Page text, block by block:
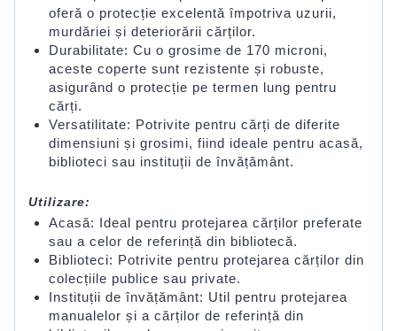
oferă o protecție excelentă împotriva uzurii,
murdăriei și deteriorării cărților.
Durabilitate: Cu o grosime de 170 microni,
aceste coperte sunt rezistente și robuste,
asigurând o protecție pe termen lung pentru
cărți.
Versatilitate: Potrivite pentru cărți de diferite
dimensiuni și grosimi, fiind ideale pentru acasă,
biblioteci sau instituții de învățământ.
Utilizare:
Acasă: Ideal pentru protejarea cărților preferate
sau a celor de referință din bibliotecă.
Biblioteci: Potrivite pentru protejarea cărților din
colecțiile publice sau private.
Instituții de învățământ: Util pentru protejarea
manualelor și a cărților de referință din